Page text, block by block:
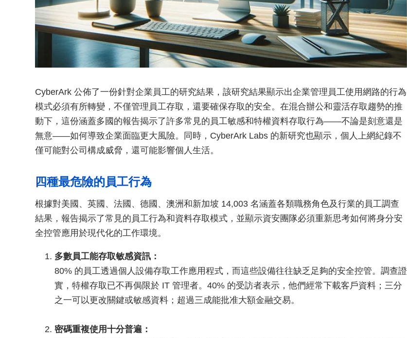
Cyber​​Ark 公佈了一份針對企業員工的研究結果，該研究結果顯示出企業管理員工使用網路的行為
模式必須有所轉變，不僅管理員工存取，還要確保存取的安全。在混合辦公和靈活存取趨勢的推
動下，這份涵蓋多國的報告揭示了許多常見的員工敏感和特權資料存取行為——不論是刻意還是
無意——如何導致企業面臨更大風險。同時，Cyber​​Ark Labs 的新研究也顯示，個人上網紀錄不
僅可能對公司構成威脅，還可能影響個人生活。
四種最危險的員工行為
根據對美國、英國、法國、德國、澳洲和新加坡 14,003 名涵蓋各類職務角色及行業的員工調查
結果，報告揭示了常見的員工行為和資料存取模式，並顯示資安團隊必須重新思考如何將身分安
全控管應用於現代化的工作環境。
多數員工能存取敏感資訊：
80% 的員工透過個人設備存取工作應用程式，而這些設備往往缺乏足夠的安全控管。調查證
實，特權存取已不再侷限於 IT 管理者。40% 的受訪者表示，他們經常下載客戶資料；三分
之一可以更改關鍵或敏感資料；超過三成能批准大額金融交易。
密碼重複使用十分普遍：